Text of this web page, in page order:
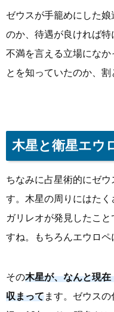
ゼウスが手籠めにした
のか、待遇が良ければ
不満を言える立場にな
とを知っていたのか、割
木星と衛星エウ
ちなみに占星術的にゼ
す。木星の周りにはたく
ガリレオが発見したこ
すね。もちろんエウロペ
その木星が、なんと現
収まってます。ゼウス